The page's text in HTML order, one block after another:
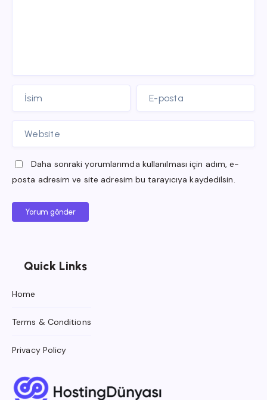
Daha sonraki yorumlarımda kullanılması için adım, e-
posta adresim ve site adresim bu tarayıcıya kaydedilsin.
Yorum gönder
Quick Links
Home
Terms & Conditions
Privacy Policy